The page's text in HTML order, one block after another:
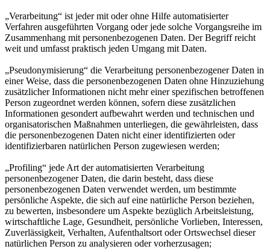
„Verarbeitung“ ist jeder mit oder ohne Hilfe automatisierter
Verfahren ausgeführten Vorgang oder jede solche Vorgangsreihe im
Zusammenhang mit personenbezogenen Daten. Der Begriff reicht
weit und umfasst praktisch jeden Umgang mit Daten.
„Pseudonymisierung“ die Verarbeitung personenbezogener Daten in
einer Weise, dass die personenbezogenen Daten ohne Hinzuziehung
zusätzlicher Informationen nicht mehr einer spezifischen betroffenen
Person zugeordnet werden können, sofern diese zusätzlichen
Informationen gesondert aufbewahrt werden und technischen und
organisatorischen Maßnahmen unterliegen, die gewährleisten, dass
die personenbezogenen Daten nicht einer identifizierten oder
identifizierbaren natürlichen Person zugewiesen werden;
„Profiling“ jede Art der automatisierten Verarbeitung
personenbezogener Daten, die darin besteht, dass diese
personenbezogenen Daten verwendet werden, um bestimmte
persönliche Aspekte, die sich auf eine natürliche Person beziehen,
zu bewerten, insbesondere um Aspekte bezüglich Arbeitsleistung,
wirtschaftliche Lage, Gesundheit, persönliche Vorlieben, Interessen,
Zuverlässigkeit, Verhalten, Aufenthaltsort oder Ortswechsel dieser
natürlichen Person zu analysieren oder vorherzusagen;